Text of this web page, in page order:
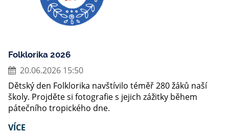
Folklorika 2026
20.06.2026 15:50
Dětský den Folklorika navštívilo téměř 280 žáků naší
školy. Projděte si fotografie s jejich zážitky během
pátečního tropického dne.
VÍCE